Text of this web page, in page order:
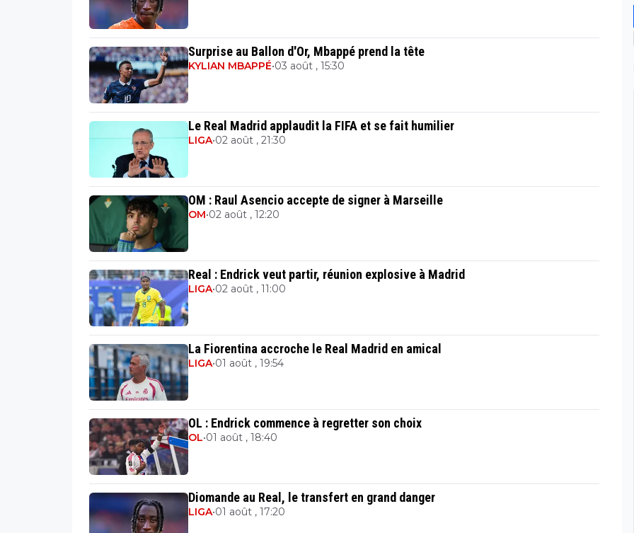
Surprise au Ballon d'Or, Mbappé prend la tête
KYLIAN MBAPPÉ•03 août , 15:30
Le Real Madrid applaudit la FIFA et se fait humilier
LIGA•02 août , 21:30
OM : Raul Asencio accepte de signer à Marseille
OM•02 août , 12:20
Real : Endrick veut partir, réunion explosive à Madrid
LIGA•02 août , 11:00
La Fiorentina accroche le Real Madrid en amical
LIGA•01 août , 19:54
OL : Endrick commence à regretter son choix
OL•01 août , 18:40
Diomande au Real, le transfert en grand danger
LIGA•01 août , 17:20